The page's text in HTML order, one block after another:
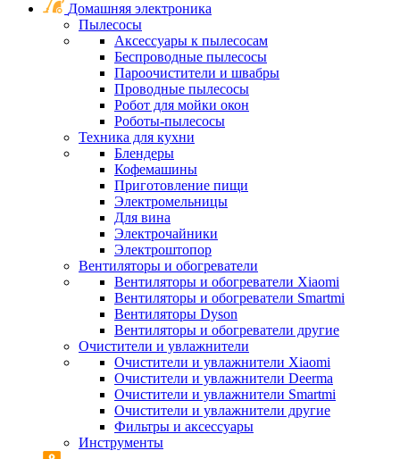
Домашняя электроника
Пылесосы
Аксессуары к пылесосам
Беспроводные пылесосы
Пароочистители и швабры
Проводные пылесосы
Робот для мойки окон
Роботы-пылесосы
Техника для кухни
Блендеры
Кофемашины
Приготовление пищи
Электромельницы
Для вина
Электрочайники
Электроштопор
Вентиляторы и обогреватели
Вентиляторы и обогреватели Xiaomi
Вентиляторы и обогреватели Smartmi
Вентиляторы Dyson
Вентиляторы и обогреватели другие
Очистители и увлажнители
Очистители и увлажнители Xiaomi
Очистители и увлажнители Deerma
Очистители и увлажнители Smartmi
Очистители и увлажнители другие
Фильтры и аксессуары
Инструменты